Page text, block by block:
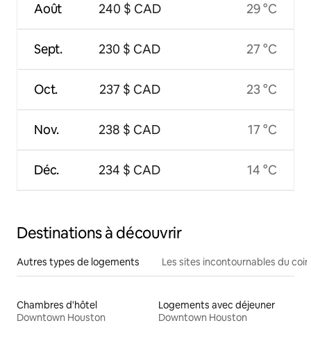
Août
Sept.
Oct.
Nov.
Déc.
240 $ CAD
230 $ CAD
237 $ CAD
238 $ CAD
234 $ CAD
29 °C
27 °C
23 °C
17 °C
14 °C
Destinations à découvrir
Autres types de logements Les sites incontournables du coin
Chambres d'hôtel
Downtown Houston
Logements avec déjeuner
Downtown Houston